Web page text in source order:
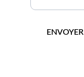
ENVOYER